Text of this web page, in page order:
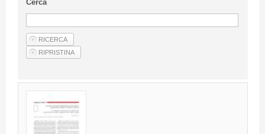
Privacy & Policy
Articles
Suppliers of products and services
Cerca